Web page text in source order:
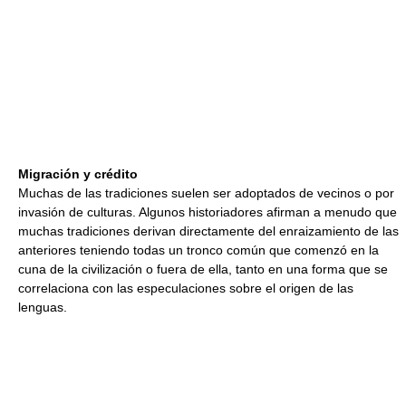
Migración y crédito
Muchas de las tradiciones suelen ser adoptados de vecinos o por
invasión de culturas. Algunos historiadores afirman a menudo que
muchas tradiciones derivan directamente del enraizamiento de las
anteriores teniendo todas un tronco común que comenzó en la
cuna de la civilización o fuera de ella, tanto en una forma que se
correlaciona con las especulaciones sobre el origen de las
lenguas.